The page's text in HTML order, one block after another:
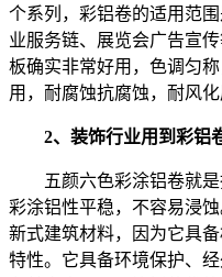
个系列，彩铝卷的适用范
业服务链、展览会广告宣
板确实非常好用，色调匀
用，耐腐蚀抗腐蚀，耐风
2、装饰行业用到彩铝
五颜六色彩涂铝卷就
彩涂铝性平稳，不容易浸
新式建筑材料，因为它具
特性。它具备环境保护、